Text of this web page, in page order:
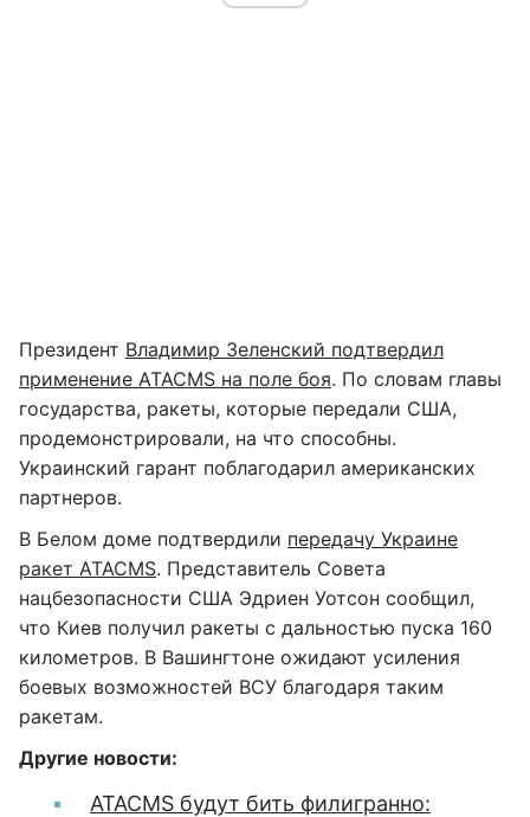
Президент Владимир Зеленский подтвердил
применение ATACMS на поле боя. По словам главы
государства, ракеты, которые передали США,
продемонстрировали, на что способны.
Украинский гарант поблагодарил американских
партнеров.
В Белом доме подтвердили передачу Украине
ракет ATACMS. Представитель Совета
нацбезопасности США Эдриен Уотсон сообщил,
что Киев получил ракеты с дальностью пуска 160
километров. В Вашингтоне ожидают усиления
боевых возможностей ВСУ благодаря таким
ракетам.
Другие новости:
ATACMS будут бить филигранно: